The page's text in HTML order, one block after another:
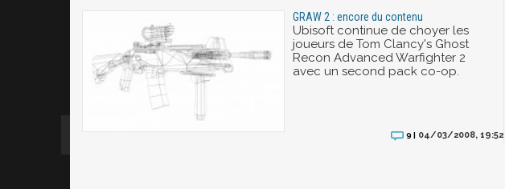
GRAW 2 : encore du contenu
Ubisoft continue de choyer les
joueurs de Tom Clancy's Ghost
Recon Advanced Warfighter 2
avec un second pack co-op.
9 | 04/03/2008, 19:52